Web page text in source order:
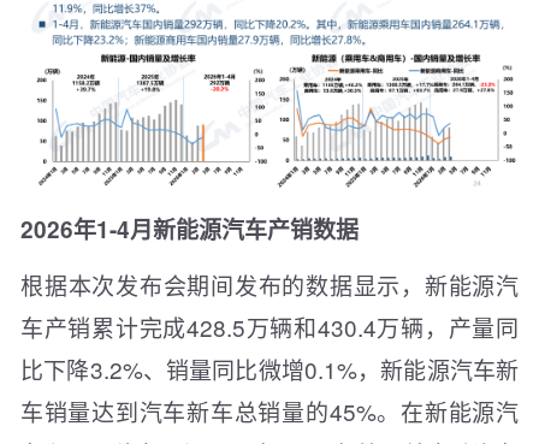
2026年1-4月新能源汽车产销数据
根据本次发布会期间发布的数据显示，新能源汽
车产销累计完成428.5万辆和430.4万辆，产量同
比下降3.2%、销量同比微增0.1%，新能源汽车新
车销量达到汽车新车总销量的45%。在新能源汽